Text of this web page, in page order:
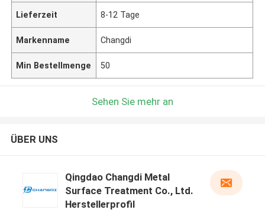
Lieferzeit 8-12 Tage
Markenname Changdi
Min Bestellmenge 50
Sehen Sie mehr an
ÜBER UNS
Qingdao Changdi Metal
Surface Treatment Co., Ltd.
Herstellerprofil